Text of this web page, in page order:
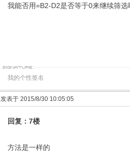
我能否用=B2-D2是否等于0来继续筛选
我的个性签名
发表于 2015/8/30 10:05:05
回复：7楼
方法是一样的